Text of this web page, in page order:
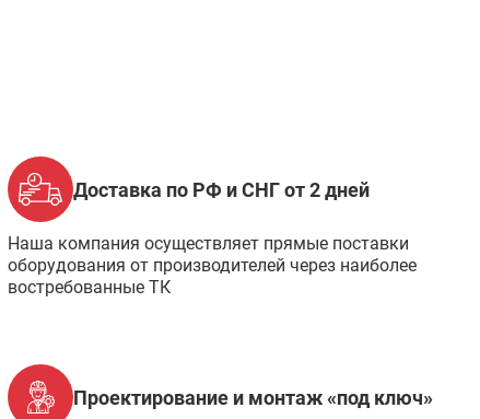
Доставка по РФ и СНГ от 2 дней
Наша компания осуществляет прямые поставки
оборудования от производителей через наиболее
востребованные ТК
Проектирование и монтаж «под ключ»